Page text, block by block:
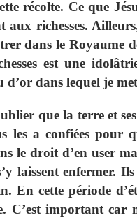
récolte. Ce que
aux richesses.
dans le Royaume
est une
dans lequel je
que la terre et
les a confiées pour
le droit d’en user
laissent enfermer.
En cette période
C’est important car